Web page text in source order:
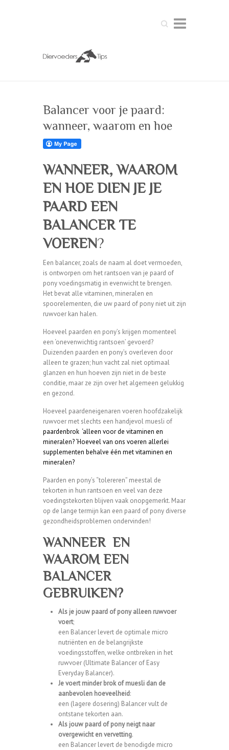
Zoeken
Balancer voor je paard:
wanneer, waarom en hoe
WANNEER, WAAROM
EN HOE DIEN JE JE
PAARD EEN
BALANCER TE
VOEREN?
Een balancer, zoals de naam al doet vermoeden,
is ontworpen om het rantsoen van je paard of
pony voedingsmatig in evenwicht te brengen.
Het bevat alle vitaminen, mineralen en
spoorelementen, die uw paard of pony niet uit zijn
ruwvoer kan halen.
Hoeveel paarden en pony’s krijgen momenteel
een ‘onevenwichtig rantsoen’ gevoerd?
Duizenden paarden en pony’s overleven door
alleen te grazen; hun vacht zal niet optimaal
glanzen en hun hoeven zijn niet in de beste
conditie, maar ze zijn over het algemeen gelukkig
en gezond.
Hoeveel paardeneigenaren voeren hoofdzakelijk
ruwvoer met slechts een handjevol muesli of
paardenbrok ‘alleen voor de vitaminen en
mineralen? ‘Hoeveel van ons voeren allerlei
supplementen behalve één met vitaminen en
mineralen?
Paarden en pony’s “tolereren” meestal de
tekorten in hun rantsoen en veel van deze
voedingstekorten blijven vaak onopgemerkt. Maar
op de lange termijn kan een paard of pony diverse
gezondheidsproblemen ondervinden!
WANNEER EN
WAAROM EEN
BALANCER
GEBRUIKEN?
Als je jouw paard of pony alleen ruwvoer
voert;
een Balancer levert de optimale micro
nutriënten en de belangrijkste
voedingsstoffen, welke ontbreken in het
ruwvoer (Ultimate Balancer of Easy
Everyday Balancer).
Je voert minder brok of muesli dan de
aanbevolen hoeveelheid:
een (lagere dosering) Balancervult de
ontstane tekorten aan.
Als jouw paard of pony neigt naar
overgewicht en vervetting.
een Balancer levert de benodigde micro